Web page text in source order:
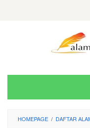
HOMEPAGE / DAFTAR